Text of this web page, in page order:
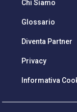
Chi Siamo
Glossario
Diventa Partner
Privacy
Informativa